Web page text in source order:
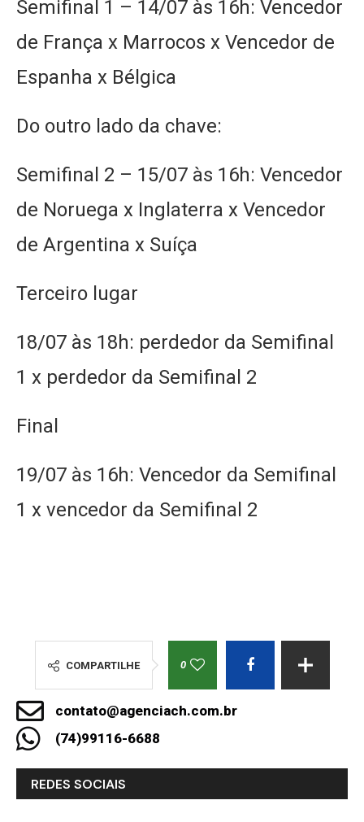
Semifinal 1 – 14/07 às 16h: Vencedor
de França x Marrocos x Vencedor de
Espanha x Bélgica
Do outro lado da chave:
Semifinal 2 – 15/07 às 16h: Vencedor
de Noruega x Inglaterra x Vencedor
de Argentina x Suíça
Terceiro lugar
18/07 às 18h: perdedor da Semifinal
1 x perdedor da Semifinal 2
Final
19/07 às 16h: Vencedor da Semifinal
1 x vencedor da Semifinal 2
COMPARTILHE 0
contato@agenciach.com.br
(74)99116-6688
REDES SOCIAIS